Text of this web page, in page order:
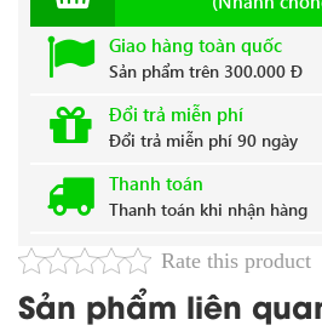
Giao hàng toàn quốc
Sản phẩm trên 300.000 Đ
Đổi trả miễn phí
Đổi trả miễn phí 90 ngày
Thanh toán
Thanh toán khi nhận hàng
Rate this product
Sản phẩm liên